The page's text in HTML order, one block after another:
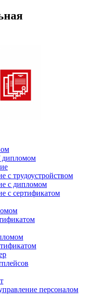
дипломом
с трудоустройством
с дипломом
с сертификатом
персоналом